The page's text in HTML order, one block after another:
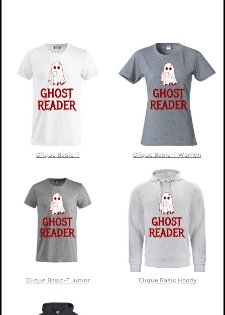
Clique Basic-T Clique Basic-T Women
Clique Basic-T Junior Clique Basic Hoody